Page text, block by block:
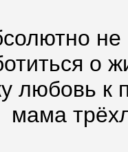
о
любовь к
мама